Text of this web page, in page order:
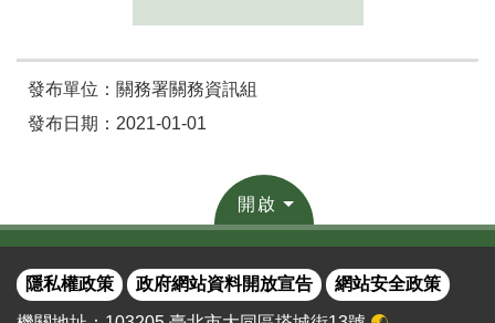
發布單位：關務署關務資訊組
發布日期：2021-01-01
開啟
隱私權政策 政府網站資料開放宣告 網站安全政策